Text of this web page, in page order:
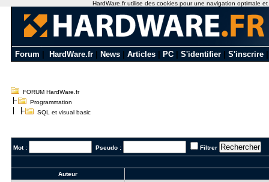
Forum HardWare.fr News Articles PC S'identifier S'inscrire
FORUM HardWare.fr
Programmation
SQL et visual basic
Mot : Pseudo : Filtrer
Auteur
HardWare.fr utilise des cookies pour une navigation optimale